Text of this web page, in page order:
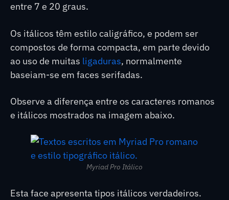
entre 7 e 20 graus.
Os itálicos têm estilo caligráfico, e podem ser
compostos de forma compacta, em parte devido
ao uso de muitas ligaduras, normalmente
baseiam-se em faces serifadas.
Observe a diferença entre os caracteres romanos
e itálicos mostrados na imagem abaixo.
Myriad Pro Itálico
Esta face apresenta tipos itálicos verdadeiros.